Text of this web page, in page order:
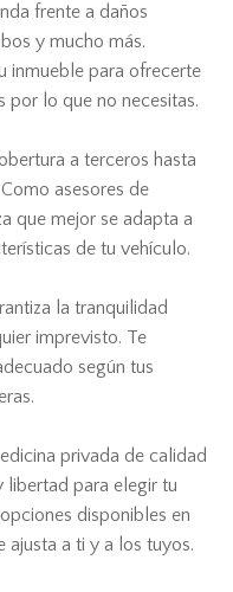
frente a daños
y mucho más.
inmueble para ofrecerte
por lo que no necesitas.
a terceros hasta
asesores de
que mejor se adapta a
de tu vehículo.
la tranquilidad
imprevisto. Te
según tus
privada de calidad
libertad para elegir tu
disponibles en
ajusta a ti y a los tuyos.